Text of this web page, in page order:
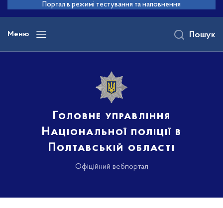
основного
вмісту
Портал в режимі тестування та наповнення
Меню
Головне управління
Національної поліції в
Полтавській області
Офіційний вебпортал
Пошук